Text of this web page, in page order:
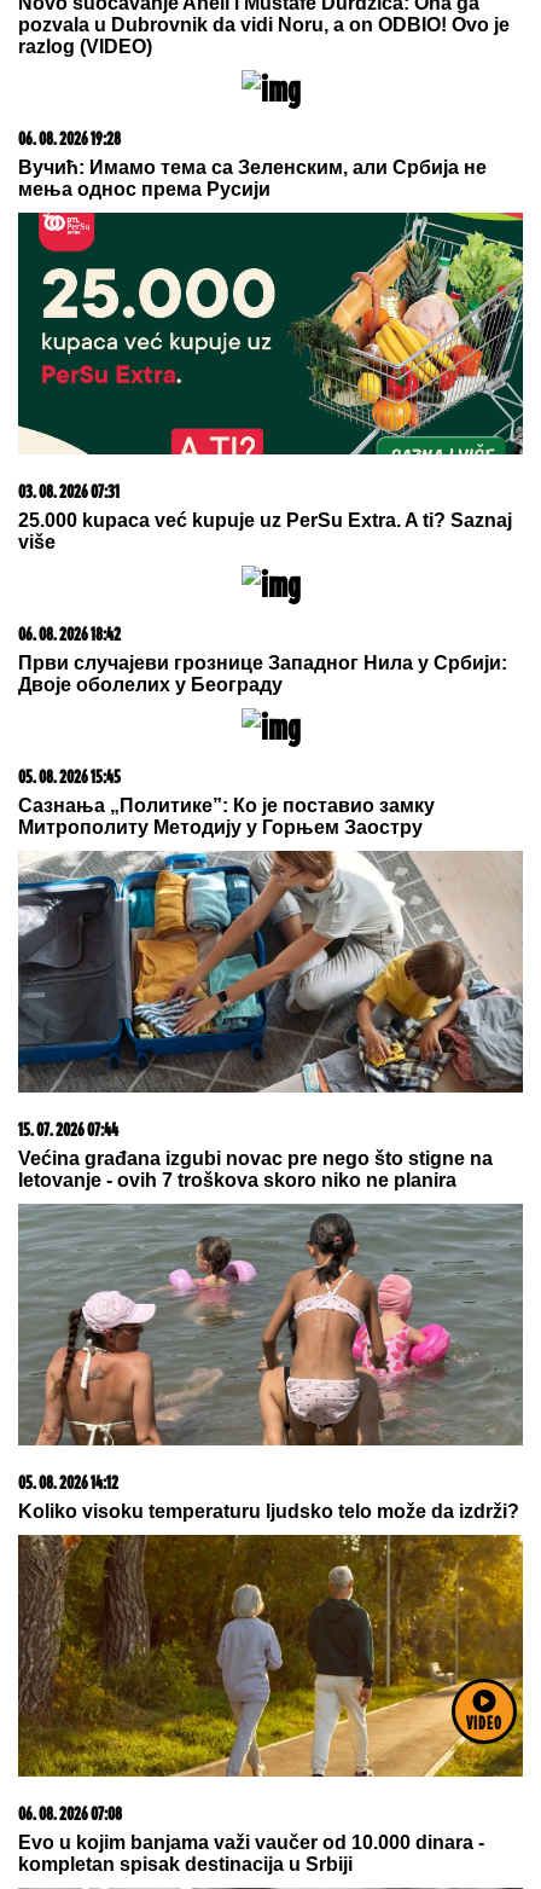
VIDEO
Šta dete nasleđuje od oca, a šta od majke? Sve što
treba da znate o genetici
03. 08. 2026 13:23
akcijskoj ceni od 19.990€ do 31.8.
06. 08. 2026 22:52
Novo suočavanje Aneli i Mustafe Durdžića: Ona ga
pozvala u Dubrovnik da vidi Noru, a on ODBIO! Ovo je
razlog (VIDEO)
06. 08. 2026 19:28
Вучић: Имамо тема са Зеленским, али Србија не
мења однос према Русији
03. 08. 2026 07:31
25.000 kupaca već kupuje uz PerSu Extra. A ti? Saznaj
više
06. 08. 2026 18:42
Први случајеви грознице Западног Нила у Србији:
05. 08. 2026 15:45
Сазнања „Политике”: Ко је поставио замку
Митрополиту Методију у Горњем Заостру